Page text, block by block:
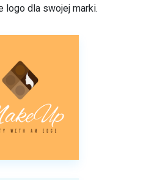
logo dla swojej marki.